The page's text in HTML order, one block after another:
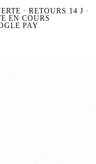
· RETOURS 14 J ·
EN COURS
PAY